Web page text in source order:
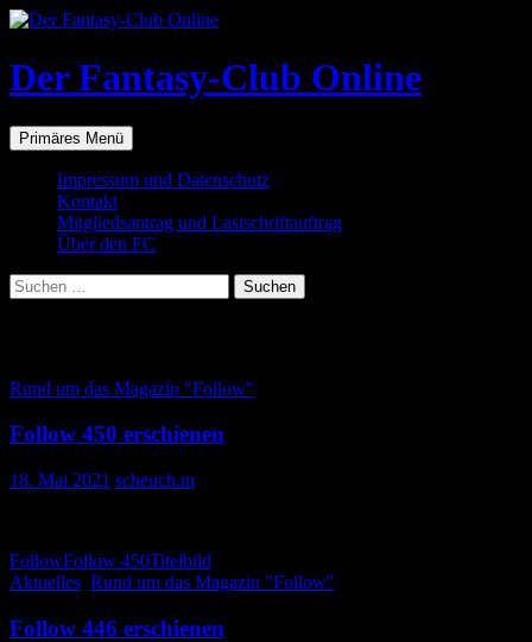
Zum
springen
Der Fantasy-Club Online
Suchen
Primäres Menü
Impressum und Datenschutz
Kontakt
Mitgliedsantrag und Lastschriftauftrag
Über den FC
Suchen
nach:
Rund um das Magazin "Follow"
Follow 450 erschienen
18. Mai 2021 scheuch.m
FollowFollow 450Titelbild
Aktuelles Rund um das Magazin "Follow"
Follow 446 erschienen